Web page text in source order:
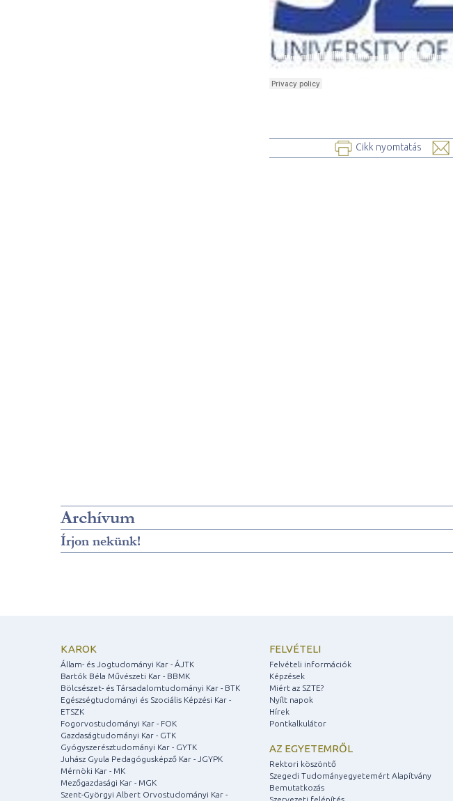
Cikk nyomtatás
Archívum
Írjon nekünk!
KAROK
Állam- és Jogtudományi Kar - ÁJTK
Bartók Béla Művészeti Kar - BBMK
Bölcsészet- és Társadalomtudományi Kar - BTK
Egészségtudományi és Szociális Képzési Kar -
ETSZK
Fogorvostudományi Kar - FOK
Gazdaságtudományi Kar - GTK
Gyógyszerésztudományi Kar - GYTK
Juhász Gyula Pedagógusképző Kar - JGYPK
Mérnöki Kar - MK
Mezőgazdasági Kar - MGK
Szent-Györgyi Albert Orvostudományi Kar -
FELVÉTELI
Felvételi információk
Képzések
Miért az SZTE?
Nyílt napok
Hírek
Pontkalkulátor
AZ EGYETEMRŐL
Rektori köszöntő
Szegedi Tudományegyetemért Alapítvány
Bemutatkozás